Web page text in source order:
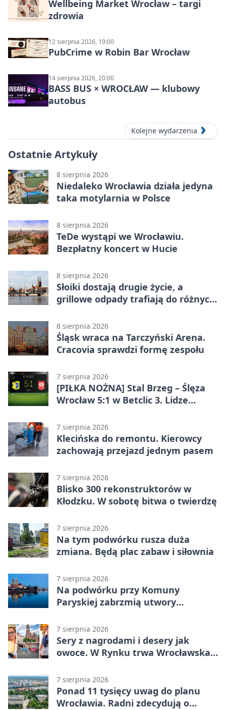
Wellbeing Market Wrocław – targi
zdrowia
12 sierpnia 2026, 19:00
PubCrime w Robin Bar Wrocław
14 sierpnia 2026, 20:00
BASS BUS × WROCŁAW — klubowy
autobus
Kolejne wydarzenia
Ostatnie Artykuły
8 sierpnia 2026
Niedaleko Wrocławia działa jedyna
taka motylarnia w Polsce
8 sierpnia 2026
TeDe wystąpi we Wrocławiu.
Bezpłatny koncert w Hucie
8 sierpnia 2026
Słoiki dostają drugie życie, a
grillowe odpady trafiają do różnych
8 sierpnia 2026
Śląsk wraca na Tarczyński Arena.
Cracovia sprawdzi formę zespołu
7 sierpnia 2026
[PIŁKA NOŻNA] Stal Brzeg – Ślęza
Wrocław 5:1 w Betclic 3. Lidze
porażka wrocławian
7 sierpnia 2026
Klecińska do remontu. Kierowcy
zachowają przejazd jednym pasem
7 sierpnia 2026
Blisko 300 rekonstruktorów w
Kłodzku. W sobotę bitwa o twierdzę
7 sierpnia 2026
Na tym podwórku rusza duża
zmiana. Będą plac zabaw i siłownia
7 sierpnia 2026
Na podwórku przy Komuny
Paryskiej zabrzmią utwory
7 sierpnia 2026
Sery z nagrodami i desery jak
owoce. W Rynku trwa Wrocławska
7 sierpnia 2026
Ponad 11 tysięcy uwag do planu
Wrocławia. Radni zdecydują o